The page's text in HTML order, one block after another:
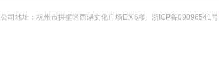
公司地址：杭州市拱墅区西湖文化广场E区6楼 浙ICP备09096541号